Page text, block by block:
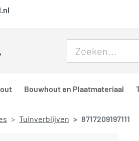
Bouwhout en Plaatmateriaal
Tuinverblijven 8717209197111